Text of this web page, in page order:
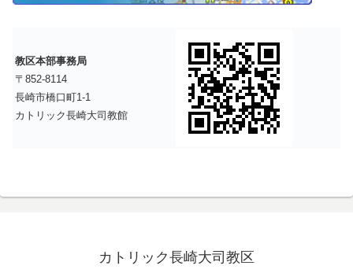
教区本部事務局
〒852-8114
長崎市橋口町1-1
カトリック長崎大司教館
カトリック長崎大司教区